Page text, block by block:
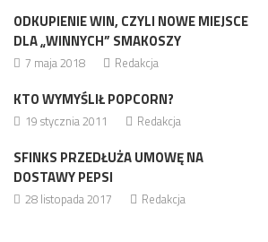
ODKUPIENIE WIN, CZYLI NOWE MIEJSCE
DLA „WINNYCH” SMAKOSZY
7 maja 2018 Redakcja
KTO WYMYŚLIŁ POPCORN?
19 stycznia 2011 Redakcja
SFINKS PRZEDŁUŻA UMOWĘ NA
DOSTAWY PEPSI
28 listopada 2017 Redakcja